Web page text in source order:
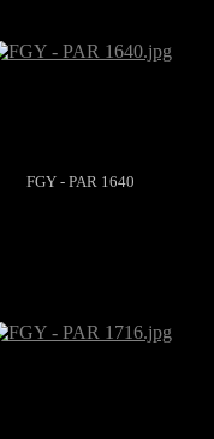
FGY - PAR 1640